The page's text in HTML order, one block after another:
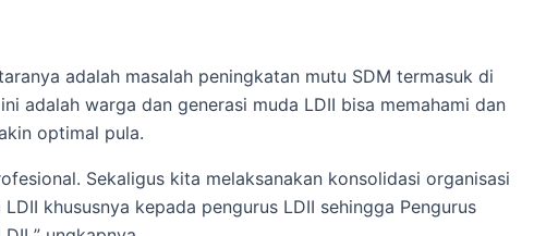
adalah masalah peningkatan mutu SDM termasuk di
adalah warga dan generasi muda LDII bisa memahami dan
optimal pula.
Sekaligus kita melaksanakan konsolidasi organisasi
khususnya kepada pengurus LDII sehingga Pengurus